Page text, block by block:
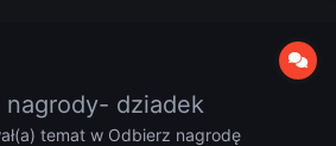
nagrody- dziadek
temat w Odbierz nagrodę